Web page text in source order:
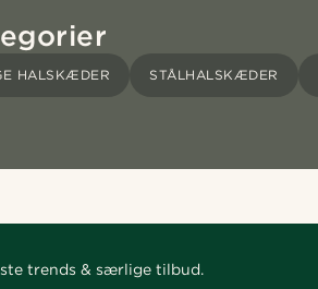
HALSKÆDER STÅLHALSKÆDER
trends & særlige tilbud.